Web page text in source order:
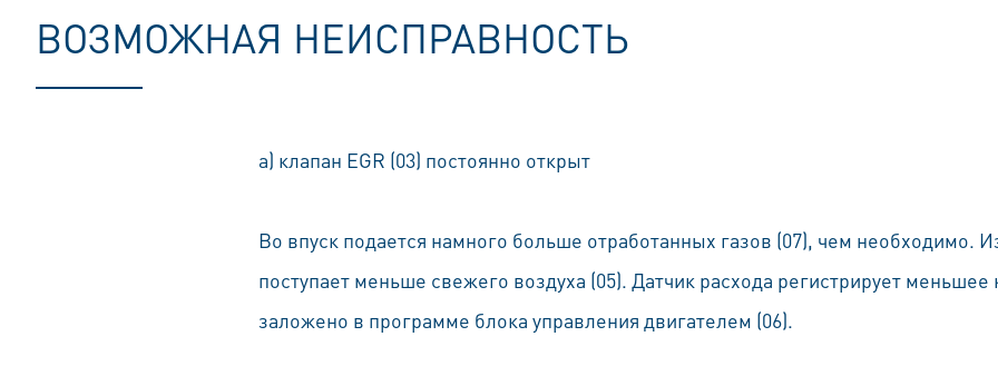
ВОЗМОЖНАЯ НЕИСПРАВНОСТЬ
a) клапан EGR (03) постоянно открыт
Во впуск подается намного больше отработанных газов (07), чем необходимо.
поступает меньше свежего воздуха (05). Датчик расхода регистрирует меньшее
заложено в программе блока управления двигателем (06).